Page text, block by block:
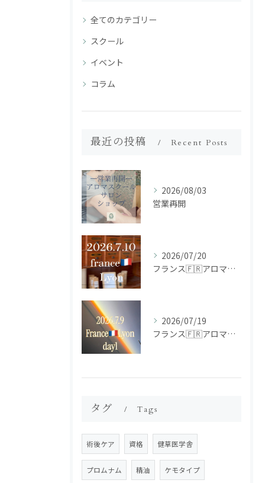
全てのカテゴリー
スクール
イベント
コラム
最近の投稿 Recent Posts
2026/08/03
営業再開
2026/07/20
フランス🇫🇷アロマ研修ツアー𝗱𝗮𝘆𝟮
2026/07/19
フランス🇫🇷アロマ研修ツアー𝗱𝗮𝘆𝟭
タグ Tags
術後ケア 資格 健草医学舎
プロムナム 精油 ケモタイプ